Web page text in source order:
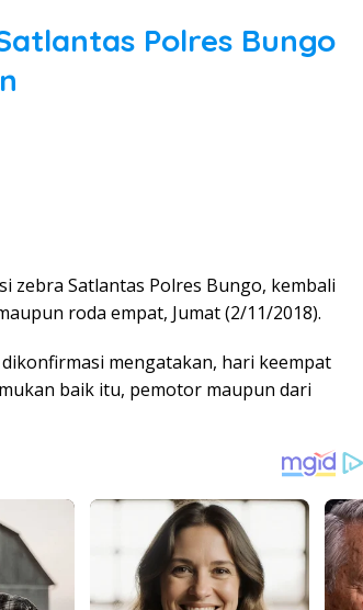
Polres Bungo
zebra Satlantas Polres Bungo, kembali
roda empat, Jumat (2/11/2018).
mengatakan, hari keempat
baik itu, pemotor maupun dari